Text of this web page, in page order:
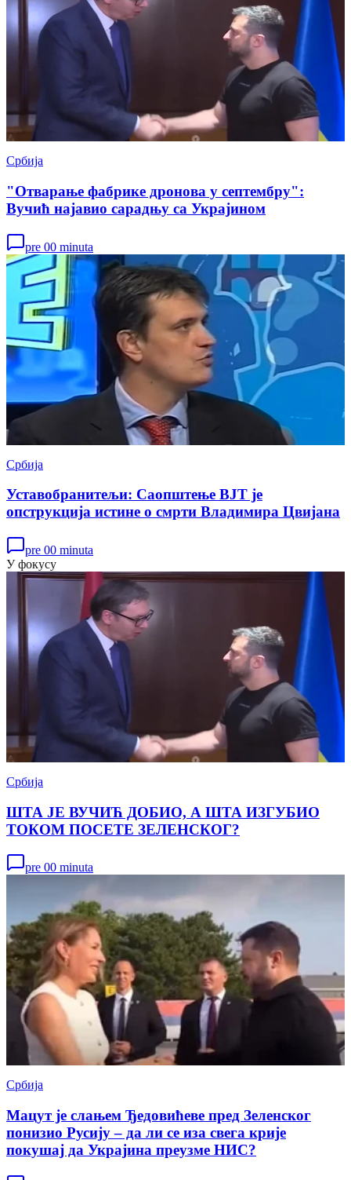
Србија
"Отварање фабрике дронова у септембру":
Вучић најавио сарадњу са Украјином
pre 00 minuta
Србија
Уставобранитељи: Саопштење ВЈТ је
опструкција истине о смрти Владимира Цвијана
pre 00 minuta
У фокусу
Србија
ШТА ЈЕ ВУЧИЋ ДОБИО, А ШТА ИЗГУБИО
ТОКОМ ПОСЕТЕ ЗЕЛЕНСКОГ?
pre 00 minuta
Србија
Мацут је слањем Ђедовићеве пред Зеленског
понизио Русију – да ли се иза свега крије
покушај да Украјина преузме НИС?